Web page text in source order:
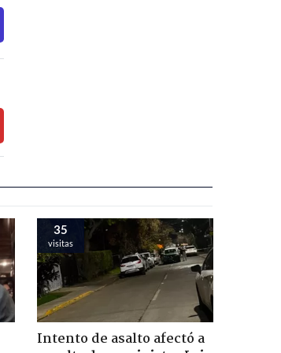
35
visitas
Intento de asalto afectó a